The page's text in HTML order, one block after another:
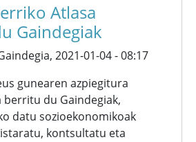
Atlasa
Gaindegiak
2021-01-04 - 08:17
gunearen azpiegitura
du Gaindegiak,
datu sozioekonomikoak
kontsultatu eta